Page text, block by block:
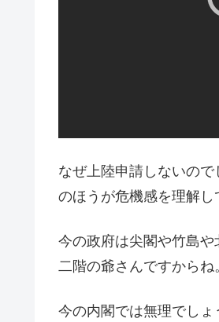
なぜ上陸申請しないの
のほうが危機感を理解し
今の政府は尖閣や竹島
二階の爺さんですからね
今の内閣では無理でし